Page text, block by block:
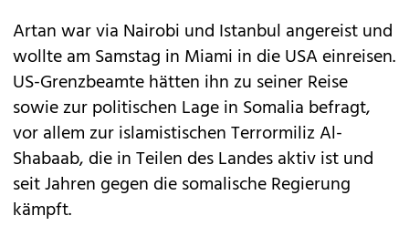
Artan war via Nairobi und Istanbul angereist und
wollte am Samstag in Miami in die USA einreisen.
US-Grenzbeamte hätten ihn zu seiner Reise
sowie zur politischen Lage in Somalia befragt,
vor allem zur islamistischen Terrormiliz Al-
Shabaab, die in Teilen des Landes aktiv ist und
seit Jahren gegen die somalische Regierung
kämpft.